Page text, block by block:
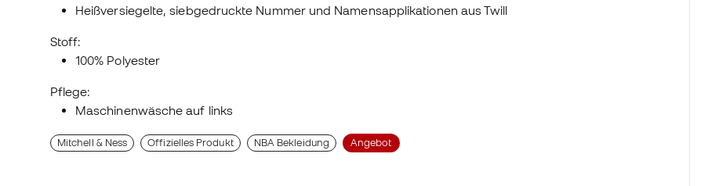
Heißversiegelte, siebgedruckte Nummer und Namensapplikationen aus Twill
Stoff:
100% Polyester
Pflege:
Maschinenwäsche auf links
Mitchell & Ness Offizielles Produkt NBA Bekleidung Angebot